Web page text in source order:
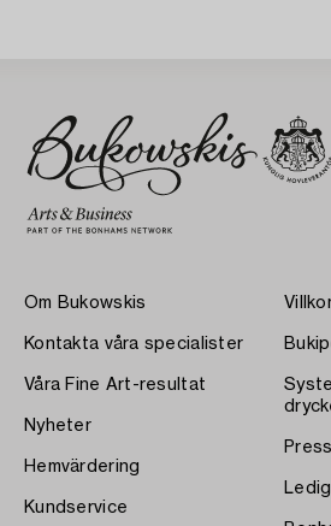
Om Bukowskis
Kontakta våra specialister
Våra Fine Art-resultat
Nyheter
Hemvärdering
Kundservice
Press